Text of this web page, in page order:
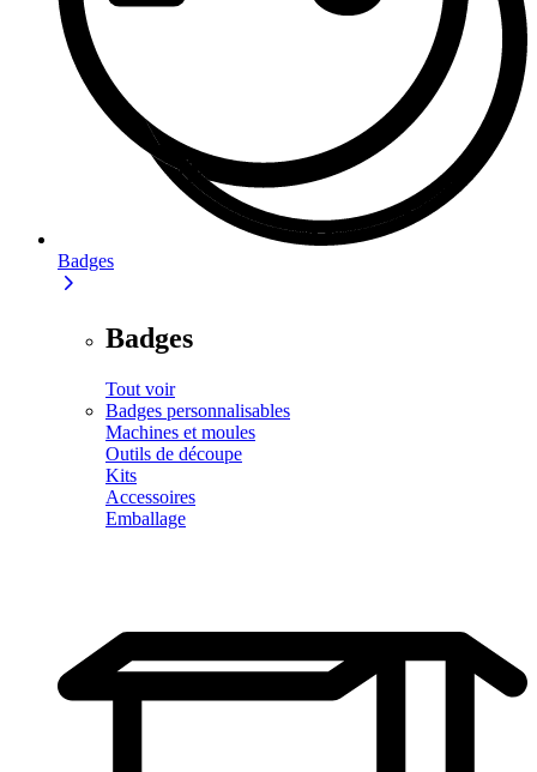
Badges
Badges
Tout voir
Badges personnalisables
Machines et moules
Outils de découpe
Kits
Accessoires
Emballage